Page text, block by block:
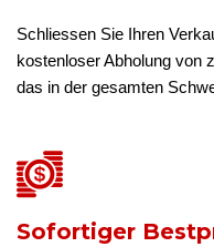
Schliessen Sie Ihren
kostenloser Abholung von
das in der gesamten
Sofortiger